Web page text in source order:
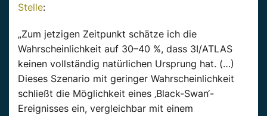
Stelle:
„Zum jetzigen Zeitpunkt schätze ich die
Wahrscheinlichkeit auf 30–40 %, dass 3I/ATLAS
keinen vollständig natürlichen Ursprung hat. (…)
Dieses Szenario mit geringer Wahrscheinlichkeit
schließt die Möglichkeit eines ‚Black-Swan‘-
Ereignisses ein, vergleichbar mit einem